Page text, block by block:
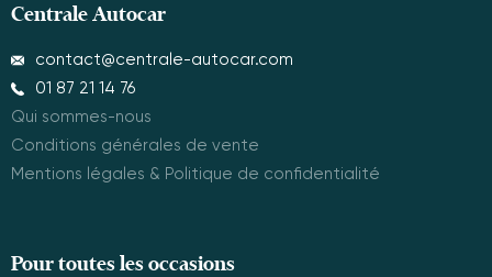
Centrale Autocar
contact@centrale-autocar.com
01 87 21 14 76
Qui sommes-nous
Conditions générales de vente
Mentions légales & Politique de confidentialité
Pour toutes les occasions